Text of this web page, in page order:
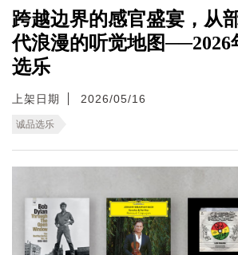
跨越边界的感官盛宴，从
代浪漫的听觉地图──2026
选乐
上架日期 2026/05/16
诚品选乐